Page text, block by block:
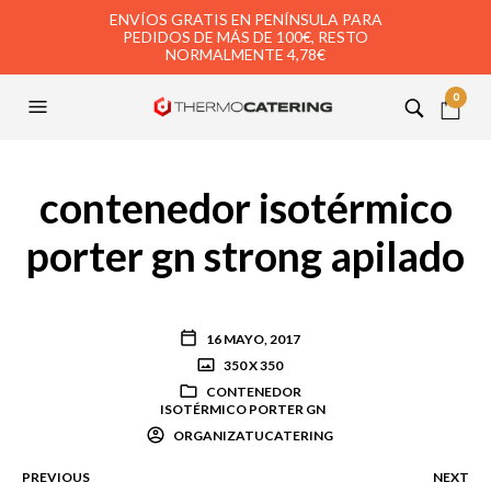
ENVÍOS GRATIS EN PENÍNSULA PARA
PEDIDOS DE MÁS DE 100€, RESTO
NORMALMENTE 4,78€
0
contenedor isotérmico
porter gn strong apilado
16 MAYO, 2017
350 X 350
CONTENEDOR
ISOTÉRMICO PORTER GN
ORGANIZATUCATERING
PREVIOUS NEXT